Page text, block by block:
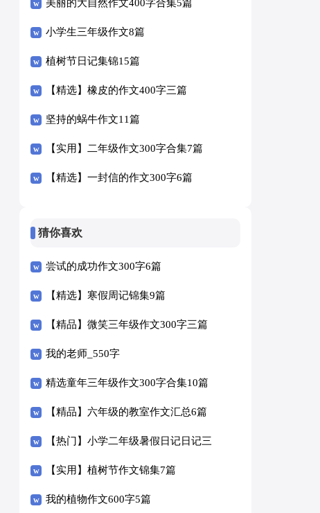
美丽的大自然作文400字合集5篇
小学生三年级作文8篇
植树节日记集锦15篇
【精选】橡皮的作文400字三篇
坚持的蜗牛作文11篇
【实用】二年级作文300字合集7篇
【精选】一封信的作文300字6篇
猜你喜欢
尝试的成功作文300字6篇
【精选】寒假周记锦集9篇
【精品】微笑三年级作文300字三篇
我的老师_550字
精选童年三年级作文300字合集10篇
【精品】六年级的教室作文汇总6篇
【热门】小学二年级暑假日记日记三
篇
【实用】植树节作文锦集7篇
我的植物作文600字5篇